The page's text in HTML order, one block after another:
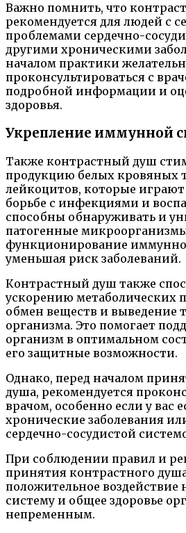
Важно помнить, что
рекомендуется для людей с
проблемами сердечно-
другими хроническими
началом практики
проконсультироваться с
подробной информации и
здоровья.
Укрепление иммунной
Также контрастный душ
продукцию белых кровяных
лейкоцитов, которые
борьбе с инфекциями и
способны обнаруживать и
патогенные
функционирование
уменьшая риск заболеваний.
Контрастный душ также
ускорению метаболических
обмен веществ и выведение
организма. Это помогает
организм в оптимальном
его защитные возможности.
Однако, перед началом
душа, рекомендуется
врачом, особенно если у вас
хронические заболевания
сердечно-сосудистой
При соблюдении правил и
принятия контрастного
положительное
систему и общее здоровье
непременным.